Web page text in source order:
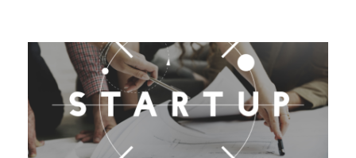
CONTACT
정부지원사업